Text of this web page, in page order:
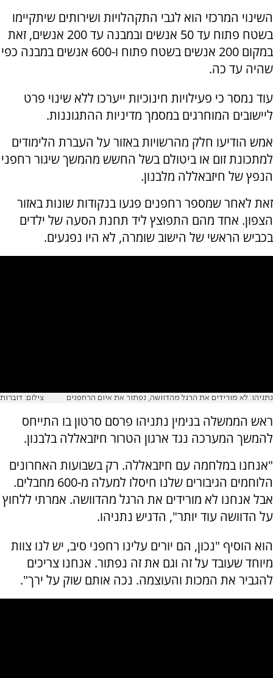
השינוי המרכזי הוא לגבי התקהלויות ושירותים שיתקיימו
בשטח פתוח עד 50 אנשים ובמבנה עד 200 אנשים, זאת
במקום 200 אנשים בשטח פתוח ו-600 אנשים במבנה כפי
שהיה עד כה.
עוד נמסר כי פעילויות חינוכיות ייערכו ללא שינוי פרט
ליישובים המוחרגים במסמך מדיניות ההתגוננות.
אמש הודיעו חלק מהרשויות באזור על העברת הלימודים
למתכונת זום או ביטולם בשל החשש מהמשך שיגור רחפני
הנפץ של חיזבאללה מלבנון.
זאת לאחר שמספר רחפנים פגעו בנקודות שונות באזור
הצפון. אחד מהם התפוצץ ליד תחנת הסעה של ילדים
בכביש הראשי של הישוב שומרה, לא היו נפגעים.
נתניהו: לא מורידים את הרגל מהדוושה, נפתור את איום הרחפנים צילום: דוברות
ראש הממשלה בנימין נתניהו פרסם סרטון בו התייחס
להמשך המערכה נגד ארגון הטרור חיזבאללה בלבנון.
"אנחנו במלחמה עם חיזבאללה. רק בשבועות האחרונים
הלוחמים הגיבורים שלנו חיסלו למעלה מ-600 מחבלים.
אבל אנחנו לא מורידים את הרגל מהדוושה. אמרתי ללחוץ
על הדוושה עוד יותר", הדגיש נתניהו.
הוא הוסיף "נכון, הם יורים עלינו רחפני סיב, יש לנו צוות
מיוחד שעובד על זה וגם את זה נפתור. אנחנו צריכים
להגביר את המכות והעוצמה. נכה אותם שוק על ירך".